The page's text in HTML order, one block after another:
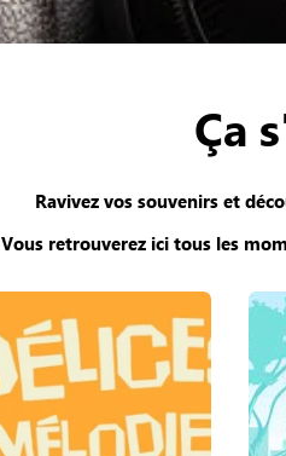
Ça
Ravivez vos souvenirs et
Vous retrouverez ici tous les